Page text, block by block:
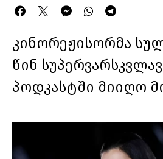
კინორეჟისორმა
წინ
პოდკასტში მიიღო